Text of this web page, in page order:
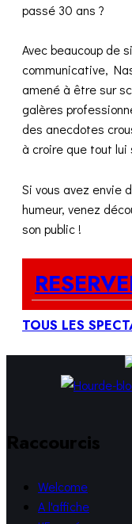
passé 30 ans ?
Avec beaucoup de
communicative,
amené à être sur
galères
des anecdotes
à croire que tout
Si vous avez envie
humeur, venez
son public !
TOUS LES
Raccourcis
Welcome
A l'affiche